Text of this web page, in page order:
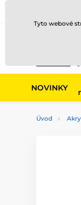
NOVINKY
Úvod
Tyto webové